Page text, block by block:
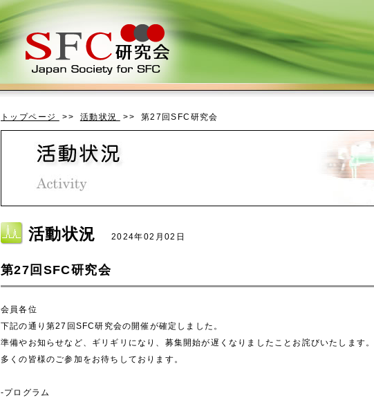
トップページ >> 活動状況 >> 第27回SFC研究会
活動状況 2024年02月02日
第27回SFC研究会
会員各位
下記の通り第27回SFC研究会の開催が確定しました。
準備やお知らせなど、ギリギリになり、募集開始が遅くなりましたことお詫びいたします。
多くの皆様のご参加をお待ちしております。
-プログラム